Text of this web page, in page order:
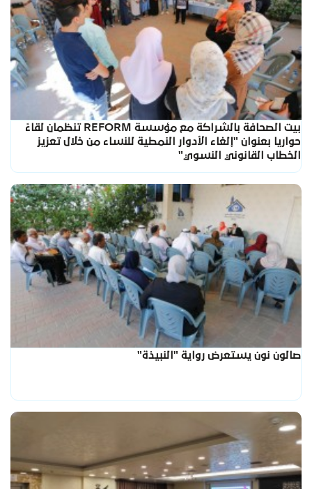
بيت الصحافة بالشراكة مع مؤسسة ‏REFORM‏ تنظمان لقاءً
حواريا بعنوان "إلغاء ‏الأدوار النمطية للنساء من خلال تعزيز
الخطاب القانوني النسوي"‏
صالون نون يستعرض رواية "النبيذة"